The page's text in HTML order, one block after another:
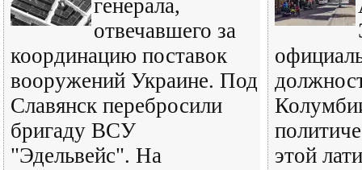
генерала,
отвечавшего за
координацию поставок
вооружений Украине. Под
Славянск перебросили
бригаду ВСУ
"Эдельвейс". На
этой